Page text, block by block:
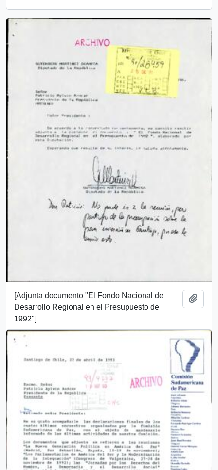
[Adjunta documento "El Fondo Nacional de
Desarrollo Regional en el Presupuesto de
1992"]